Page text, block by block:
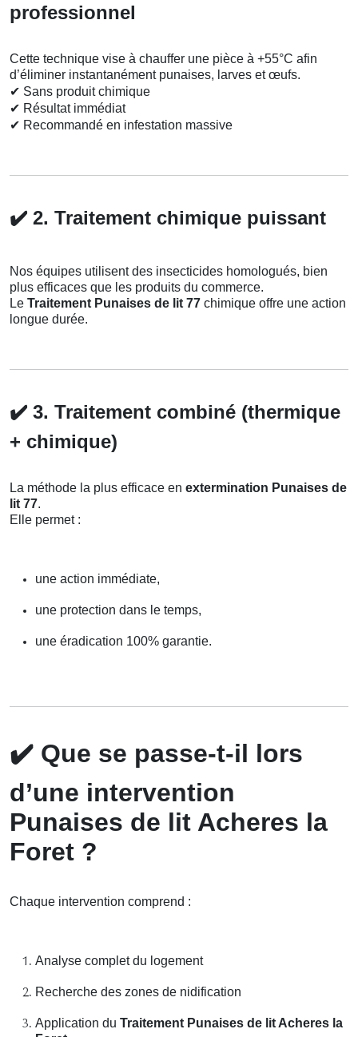
professionnel
Cette technique vise à chauffer une pièce à +55°C afin
d’éliminer instantanément punaises, larves et œufs.
✔ Sans produit chimique
✔ Résultat immédiat
✔ Recommandé en infestation massive
✔️ 2. Traitement chimique puissant
Nos équipes utilisent des insecticides homologués, bien
plus efficaces que les produits du commerce.
Le Traitement Punaises de lit 77 chimique offre une action
longue durée.
✔️ 3. Traitement combiné (thermique
+ chimique)
La méthode la plus efficace en extermination Punaises de
lit 77.
Elle permet :
une action immédiate,
une protection dans le temps,
une éradication 100% garantie.
✔️ Que se passe-t-il lors
d’une intervention
Punaises de lit Acheres la
Foret ?
Chaque intervention comprend :
Analyse complet du logement
Recherche des zones de nidification
Application du Traitement Punaises de lit Acheres la